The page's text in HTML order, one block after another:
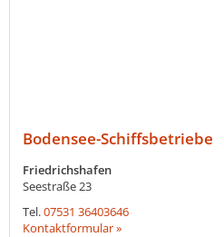
Bodensee-Schiffsbetriebe
Friedrichshafen
Seestraße 23
Tel.07531 36403646
Kontaktformular »